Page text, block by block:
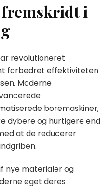
i
revolutioneret
forbedret effektiviteten
Moderne
boremaskiner,
dybere og hurtigere end
at de reducerer
nye materialer og
øget deres